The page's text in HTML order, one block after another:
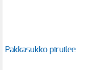
Pakkasukko piruilee